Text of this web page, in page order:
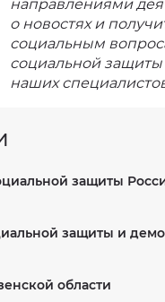
направлениями
о новостях и
социальным
социальной
наших
защиты
защиты и
области